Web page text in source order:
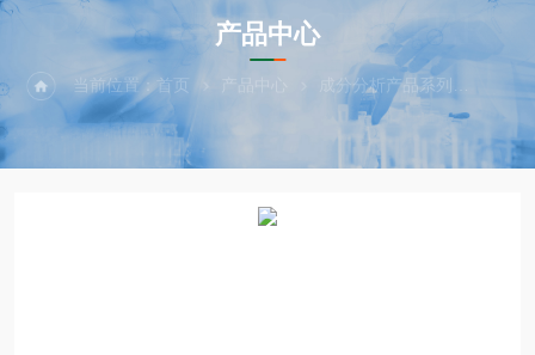
PRODUCTS CENTER
产品中心
当前位置：首页 产品中心 成分分析产品系列